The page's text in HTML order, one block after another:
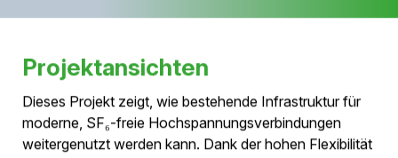
anderes Produkt bietet
diese Flexibilität.“
Projektleiter, Schweizer Netzbetreiber